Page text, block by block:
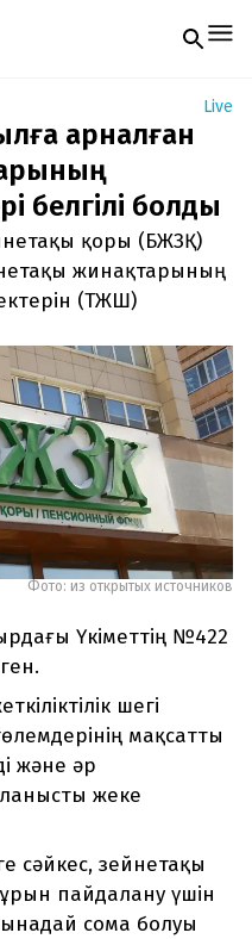
электронды
нөмір
Тек email
Live
арналған
белгілі болды
қоры (БЖЗҚ)
жинақтарының
(ТЖШ)
Фото: из открытых источников
Үкіметтің №422
шегі
мақсатты
және әр
жеке
сәйкес, зейнетақы
пайдалану үшін
сома болуы